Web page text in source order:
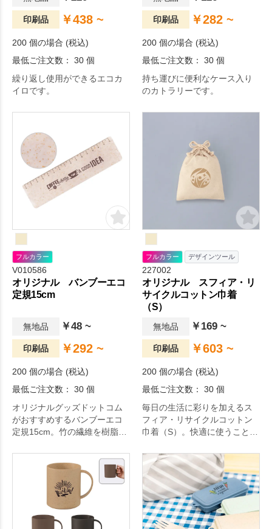
印刷品 ￥438 ~
200 個の場合 (税込)
最低ご注文数： 30 個
繰り返し使用ができるエコカ
イロです。
印刷品 ￥282 ~
200 個の場合 (税込)
最低ご注文数： 30 個
持ち運びに便利なケース入り
のカトラリーです。
フルカラー
V010586
オリジナル バンブーエコ
定規15cm
無地品 ￥48 ~
印刷品 ￥292 ~
200 個の場合 (税込)
最低ご注文数： 30 個
オリジナルグッズドットコム
がおすすめするバンブーエコ
定規15cm。竹の繊維を樹脂に
フルカラー デザインツール
227002
オリジナル スフィア・リ
サイクルコットン巾着
（S）
無地品 ￥169 ~
印刷品 ￥603 ~
200 個の場合 (税込)
最低ご注文数： 30 個
毎日の生活に彩りを加えるス
フィア・リサイクルコットン
巾着（S）。快適に使うことで